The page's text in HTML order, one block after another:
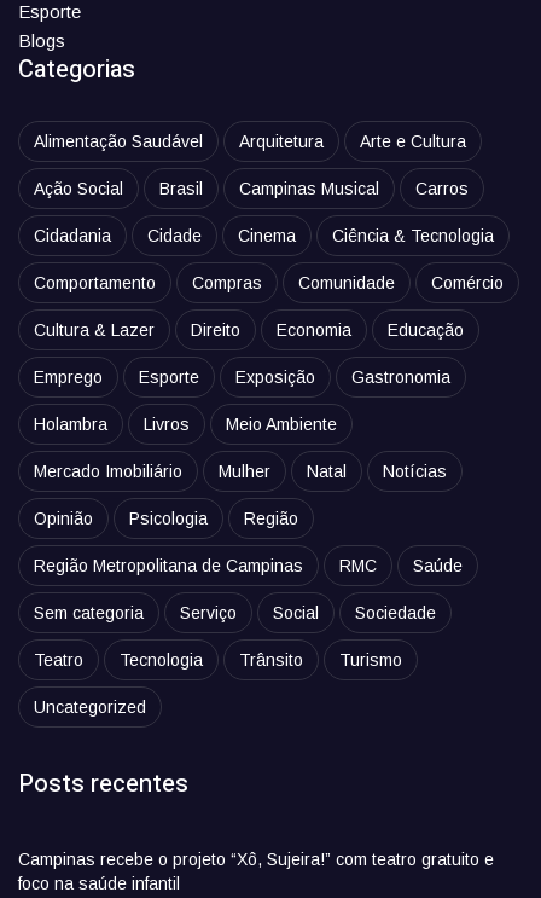
Esporte
Blogs
Categorias
Alimentação Saudável Arquitetura Arte e Cultura
Ação Social Brasil Campinas Musical Carros
Cidadania Cidade Cinema Ciência & Tecnologia
Comportamento Compras Comunidade Comércio
Cultura & Lazer Direito Economia Educação
Emprego Esporte Exposição Gastronomia
Holambra Livros Meio Ambiente
Mercado Imobiliário Mulher Natal Notícias
Opinião Psicologia Região
Região Metropolitana de Campinas RMC Saúde
Sem categoria Serviço Social Sociedade
Teatro Tecnologia Trânsito Turismo
Uncategorized
Posts recentes
Campinas recebe o projeto “Xô, Sujeira!” com teatro gratuito e
foco na saúde infantil